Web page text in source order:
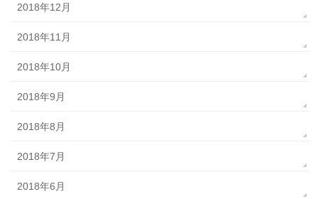
2018年12月
2018年11月
2018年10月
2018年9月
2018年8月
2018年7月
2018年6月